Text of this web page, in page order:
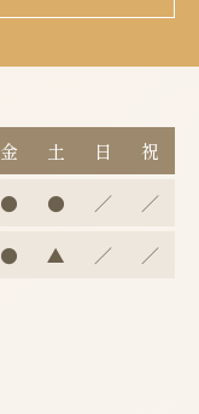
金 土 日 祝
● ● ／ ／
● ▲ ／ ／